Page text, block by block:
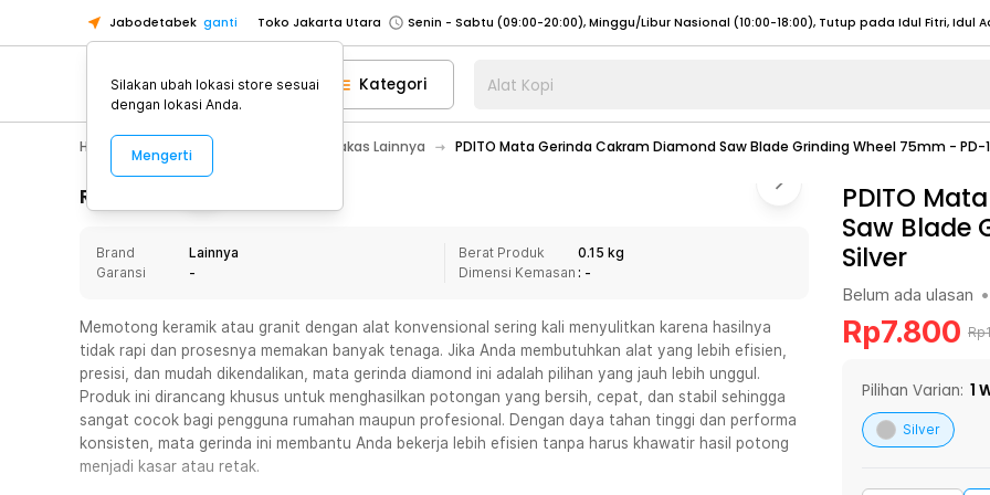
Jabodetabek ganti
Toko Jakarta Utara
Toko Tangerang
Toko Cikupa
Pick n Go Jakarta Barat
Senin - Jumat (07:00 - 20:00), Sabtu - Minggu (08:00 - 20:00), Tutup pada Idul Fitri
Pick n Go Bekasi
Senin - Jumat (08:00 - 20:00), Sabtu - Minggu/ Libur Nasional (08:00 - 17:00) Selengkapnya
Senin - Jumat (08:00 - 20:00), Sabtu - Minggu/ Libur Nasional (08:00 - 17:00) Selengkapnya
Senin - Sabtu (09:00-20:00), Minggu/Libur Nasional (12:00-20:00), Tutup pada Idul Fitri
Senin - Sabtu (09:00-20:00), Minggu/Libur Nasional (12:00-20:00), Tutup pada Idul Fitri
Toko Tangerang
Toko Cikupa
Pick n Go Jakarta Barat
Senin - Jumat (07:00 - 20:00), Sabtu - Minggu (08:00 - 20:00), Tutup pada Idul Fitri
Pick n Go Bekasi
Senin - Jumat (08:00 - 20:00), Sabtu - Minggu/ Libur Nasional (08:00 - 17:00) Selengkapnya
Pick n Go Depok
Senin - Jumat (08:00 - 20:00), Sabtu - Minggu/ Libur Nasional (08:00 - 17:00)
Kategori Alat Kopi
Home Appliance Perkakas Lainnya PDITO Mata Gerinda Cakram Diamond Saw Blade Grinding Wheel 75mm - PD-
Rincian Produk
Brand
Lainnya
Garansi
-
Berat Produk
0.15 kg
Dimensi Kemasan : -
Memotong keramik atau granit dengan alat konvensional sering kali menyulitkan karena hasilnya
tidak rapi dan prosesnya memakan banyak tenaga. Jika Anda membutuhkan alat yang lebih efisien,
presisi, dan mudah dikendalikan, mata gerinda diamond ini adalah pilihan yang jauh lebih unggul.
Produk ini dirancang khusus untuk menghasilkan potongan yang bersih, cepat, dan stabil sehingga
sangat cocok bagi pengguna rumahan maupun profesional. Dengan daya tahan tinggi dan performa
konsisten, mata gerinda ini membantu Anda bekerja lebih efisien tanpa harus khawatir hasil potong
menjadi kasar atau retak.
PDITO
Saw Blade
Silver
Belum ada ulasan •
Rp7.800 Rp
Pilihan Varian: 1
Silver
Silakan ubah lokasi store sesuai
dengan lokasi Anda.
Mengerti